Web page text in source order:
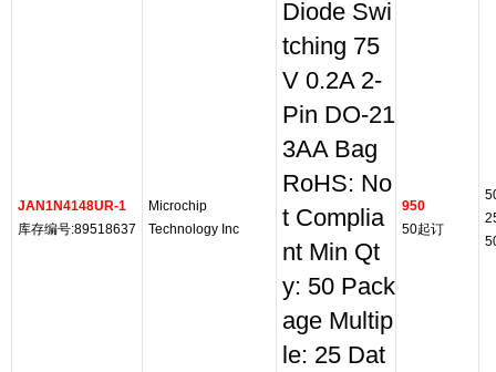
JAN1N4148UR-1
库存编号:89518637
Microchip
Technology Inc
Diode Swi
tching 75
V 0.2A 2-
Pin DO-21
3AA Bag
RoHS: No
t Complia
nt Min Qt
y: 50 Pack
age Multip
le: 25 Dat
950
50起订